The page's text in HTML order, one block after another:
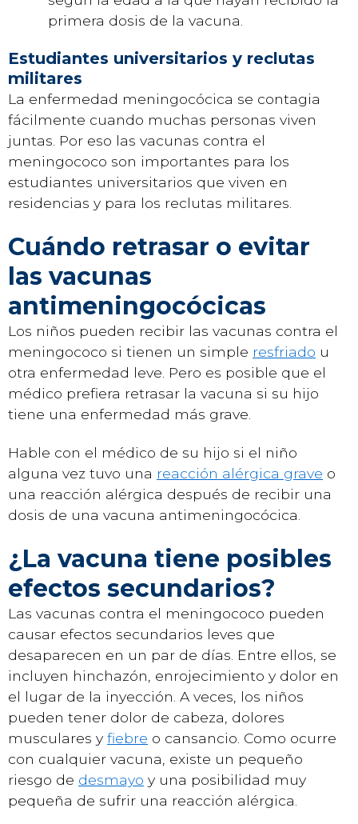
primera dosis de la vacuna.
Estudiantes universitarios y reclutas
militares
La enfermedad meningocócica se contagia
fácilmente cuando muchas personas viven
juntas. Por eso las vacunas contra el
meningococo son importantes para los
estudiantes universitarios que viven en
residencias y para los reclutas militares.
Cuándo retrasar o evitar
las vacunas
antimeningocócicas
Los niños pueden recibir las vacunas contra el
meningococo si tienen un simple resfriado u
otra enfermedad leve. Pero es posible que el
médico prefiera retrasar la vacuna si su hijo
tiene una enfermedad más grave.
Hable con el médico de su hijo si el niño
alguna vez tuvo una reacción alérgica grave o
una reacción alérgica después de recibir una
dosis de una vacuna antimeningocócica.
¿La vacuna tiene posibles
efectos secundarios?
Las vacunas contra el meningococo pueden
causar efectos secundarios leves que
desaparecen en un par de días. Entre ellos, se
incluyen hinchazón, enrojecimiento y dolor en
el lugar de la inyección. A veces, los niños
pueden tener dolor de cabeza, dolores
musculares y fiebre o cansancio. Como ocurre
con cualquier vacuna, existe un pequeño
riesgo de desmayo y una posibilidad muy
pequeña de sufrir una reacción alérgica.